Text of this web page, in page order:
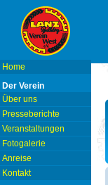
Home
Der Verein
Über uns
Presseberichte
Veranstaltungen
Fotogalerie
Anreise
Kontakt